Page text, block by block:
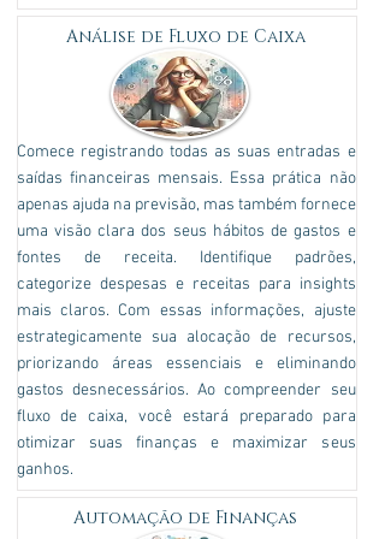
Análise de Fluxo de Caixa
Comece registrando todas as suas entradas e
saídas financeiras mensais. Essa prática não
apenas ajuda na previsão, mas também fornece
uma visão clara dos seus hábitos de gastos e
fontes de receita. Identifique padrões,
categorize despesas e receitas para insights
mais claros. Com essas informações, ajuste
estrategicamente sua alocação de recursos,
priorizando áreas essenciais e eliminando
gastos desnecessários. Ao compreender seu
fluxo de caixa, você estará preparado para
otimizar suas finanças e maximizar seus
ganhos.
Automação de Finanças